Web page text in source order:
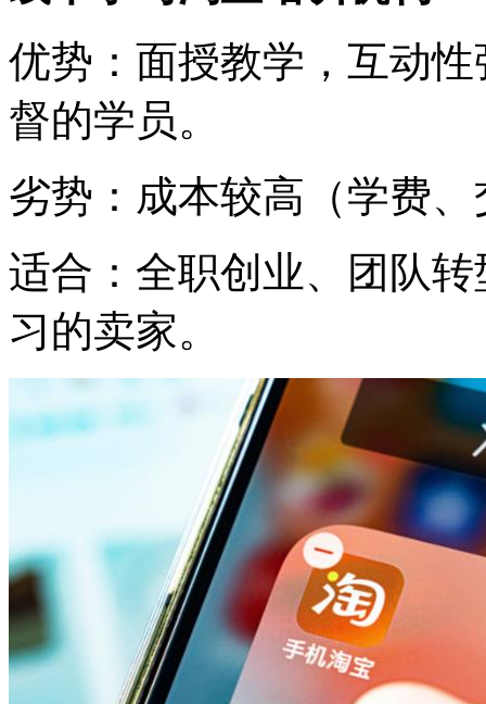
优势：面授教学，互动
督的学员。
劣势：成本较高（学费
适合：全职创业、团队
习的卖家。